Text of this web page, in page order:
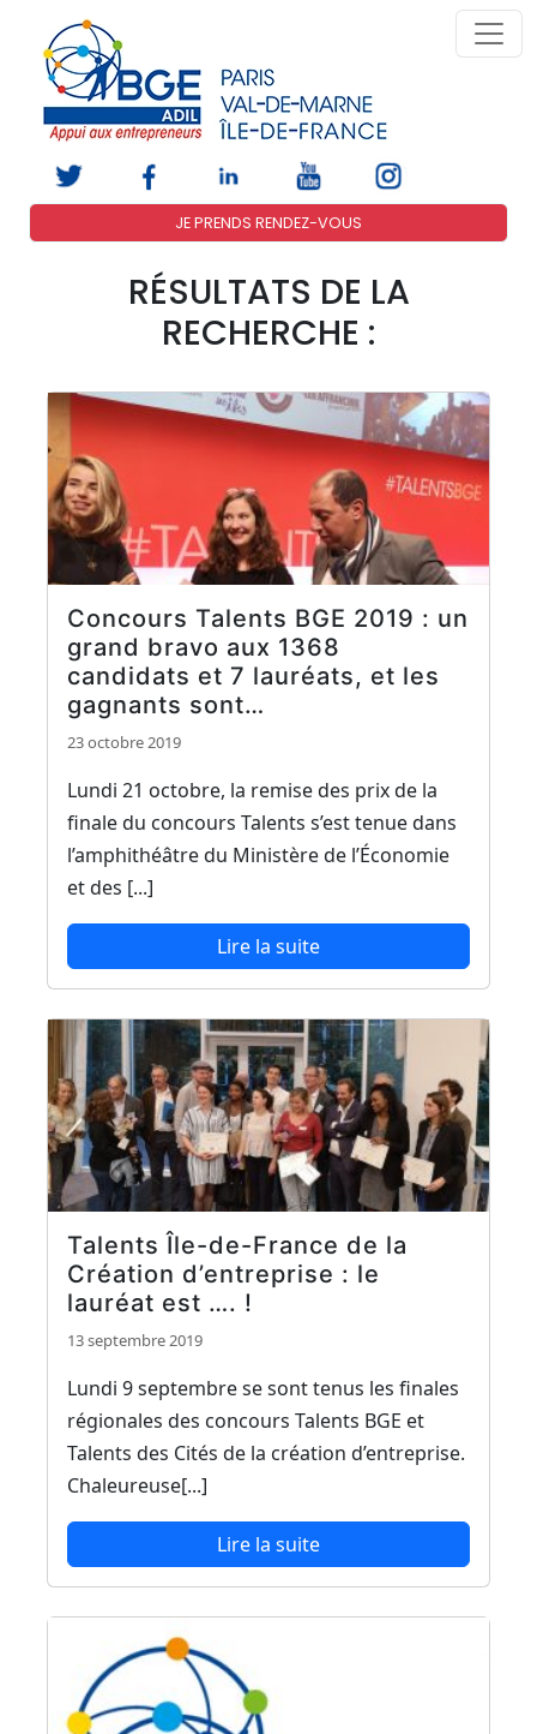
JE PRENDS RENDEZ-VOUS
RÉSULTATS DE LA
RECHERCHE :
Concours Talents BGE 2019 : un
grand bravo aux 1368
candidats et 7 lauréats, et les
gagnants sont…
23 octobre 2019
Lundi 21 octobre, la remise des prix de la
finale du concours Talents s’est tenue dans
l’amphithéâtre du Ministère de l’Économie
et des [...]
Lire la suite
Talents Île-de-France de la
Création d’entreprise : le
lauréat est …. !
13 septembre 2019
Lundi 9 septembre se sont tenus les finales
régionales des concours Talents BGE et
Talents des Cités de la création d’entreprise.
Chaleureuse[...]
Lire la suite